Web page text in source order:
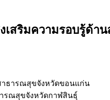
เสริมความรอบรู้ด้
าธารณสุขจังหวัดขอนแก่น
รณสุขจังหวัดกาฬสินธุ์